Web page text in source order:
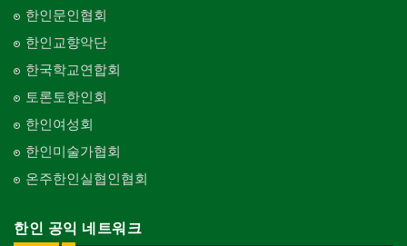
현금인출기
ATM
Art Gallery/Framing
행사/이벤트
Event
인벤토리
인터넷/소프트웨어 개발
단체-음악/미술
Organization-Music/Art
Organization-Buddhist
Organization-Christianity
교회-장로교회
Church-Presbyterian
Church-United
한인문인협회
한인교향악단
한국학교연합회
토론토한인회
한인여성회
한인미술가협회
온주한인실협인협회
한인 공익 네트워크